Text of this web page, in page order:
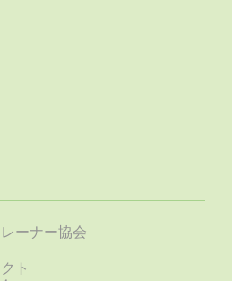
ーナー協会
ト